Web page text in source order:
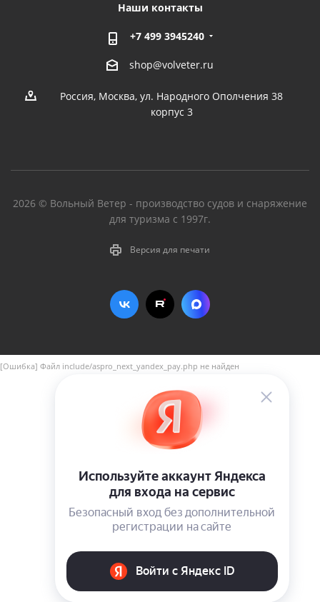
Наши контакты
+7 499 3945240
shop@volveter.ru
Россия, Москва, ул. Народного Ополчения 38
корпус 3
2026 © Вольный Ветер - производство судов и снаряжение
для туризма с 1997г.
Версия для печати
[Ошибка] Файл include/aspro_next_yandex_pay.php не найден